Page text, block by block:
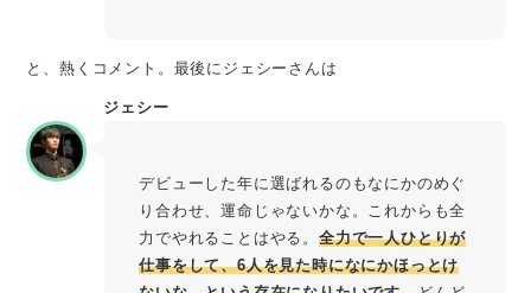
と、熱くコメント。最後にジェシーさんは
ジェシー
デビューした年に選ばれるのもなにかのめぐ
り合わせ、運命じゃないかな。これからも全
力でやれることはやる。 全力で一人ひとりが
仕事をして、6人を見た時になにかほっとけ